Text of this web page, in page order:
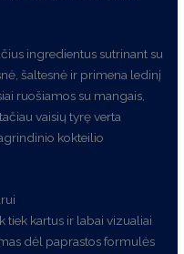
ingredientus sutrinant su
šaltesnė ir primena ledinį
ruošiamos su mangais,
vaisių tyrę verta
kokteilio
tiek kartus ir labai vizualiai
dėl paprastos formulės